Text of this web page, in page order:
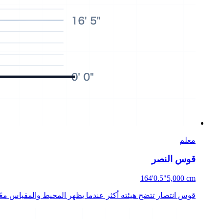
معلم
قوس النصر
5,000 cm
164'0.5"
قوس انتصار تتضح هيئته أكثر عندما يظهر المحيط والمقياس